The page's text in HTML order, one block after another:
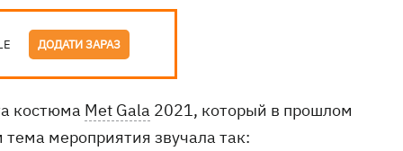
ДОДАТИ ЗАРАЗ
костюма Met Gala 2021, который в прошлом
мероприятия звучала так: